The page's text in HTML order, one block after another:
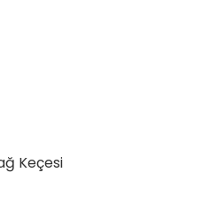
Keçesi